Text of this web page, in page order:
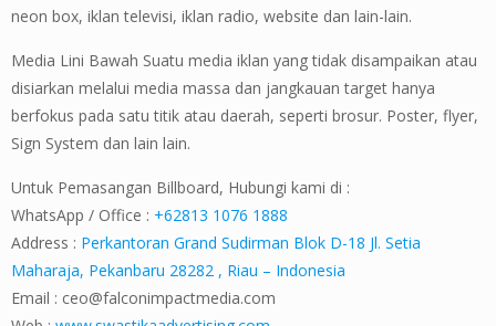
neon box, iklan televisi, iklan radio, website dan lain-lain.
Media Lini Bawah Suatu media iklan yang tidak disampaikan atau
disiarkan melalui media massa dan jangkauan target hanya
berfokus pada satu titik atau daerah, seperti brosur. Poster, flyer,
Sign System dan lain lain.
Untuk Pemasangan Billboard, Hubungi kami di :
WhatsApp / Office : +62813 1076 1888
Address : Perkantoran Grand Sudirman Blok D-18 Jl. Setia
Maharaja, Pekanbaru 28282 , Riau – Indonesia
Email : ceo@falconimpactmedia.com